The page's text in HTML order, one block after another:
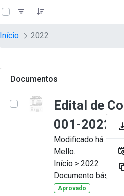
Pular para o Conteúdo principal
teste descricao
Início 2022
Documentos
Edital de
001-2022
Modificado há 11
Mello.
Início > 2022
Documento básico
Aprovado